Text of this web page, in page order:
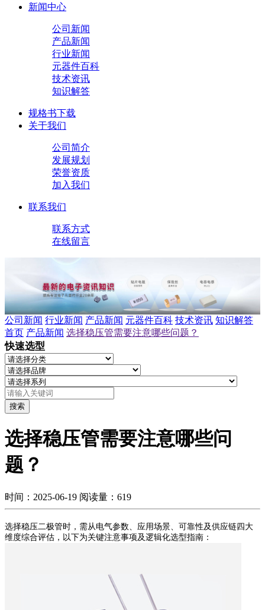
新闻中心
公司新闻
产品新闻
行业新闻
元器件百科
技术资讯
知识解答
规格书下载
关于我们
公司简介
发展规划
荣誉资质
加入我们
联系我们
联系方式
在线留言
公司新闻 行业新闻 产品新闻 元器件百科 技术资讯 知识解答
首页 产品新闻 选择稳压管需要注意哪些问题？
快速选型
搜索
选择稳压管需要注意哪些问
题？
时间：2025-06-19 阅读量：619
选择稳压二极管时，需从电气参数、应用场景、可靠性及供应链四大
维度综合评估，以下为关键注意事项及逻辑化选型指南：